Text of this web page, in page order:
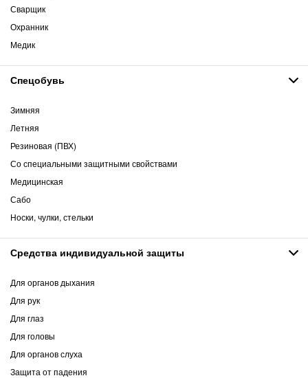
Сварщик
Охранник
Медик
Спецобувь
Зимняя
Летняя
Резиновая (ПВХ)
Со специальными защитными свойствами
Медицинская
Сабо
Носки, чулки, стельки
Средства индивидуальной защиты
Для органов дыхания
Для рук
Для глаз
Для головы
Для органов слуха
Защита от падения